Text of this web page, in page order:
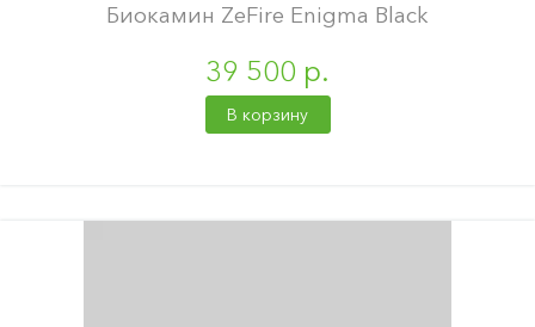
Биокамин ZeFire Enigma Black
39 500 р.
В корзину